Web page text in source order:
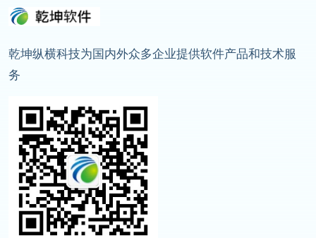
乾坤纵横科技为国内外众多企业提供软件产品和技术服
务